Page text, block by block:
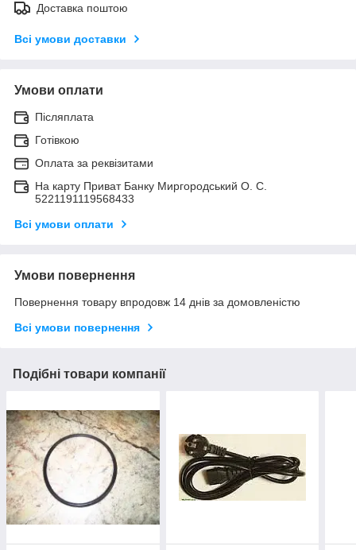
Доставка поштою
Всі умови доставки
Умови оплати
Післяплата
Готівкою
Оплата за реквізитами
На карту Приват Банку Миргородський О. С.
5221191119568433
Всі умови оплати
Умови повернення
Повернення товару впродовж 14 днів за домовленістю
Всі умови повернення
Подібні товари компанії